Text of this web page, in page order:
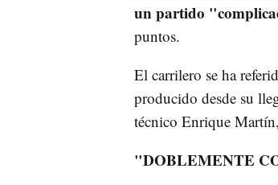
un partido
puntos.
El carrilero se ha
producido desde su
técnico Enrique
"DOBLEMENTE